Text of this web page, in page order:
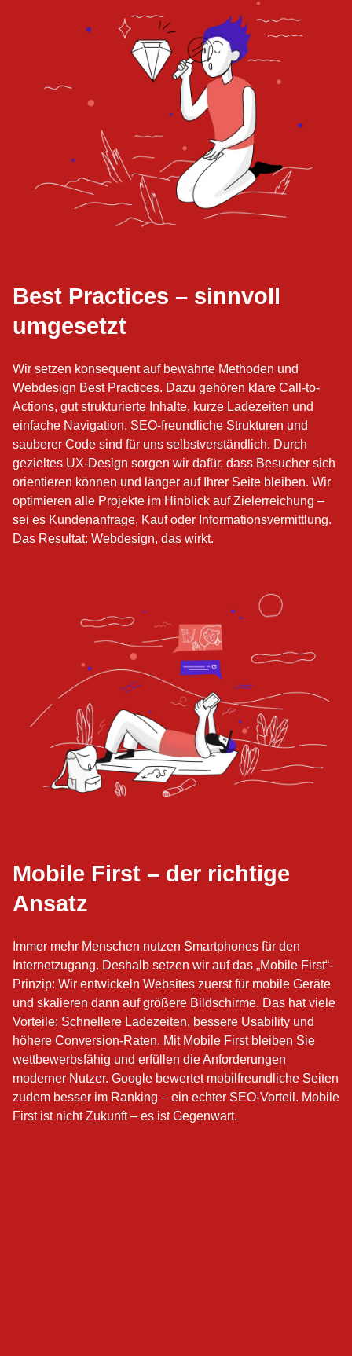
Best Practices – sinnvoll
umgesetzt
Wir setzen konsequent auf bewährte Methoden und
Webdesign Best Practices. Dazu gehören klare Call-to-
Actions, gut strukturierte Inhalte, kurze Ladezeiten und
einfache Navigation. SEO-freundliche Strukturen und
sauberer Code sind für uns selbstverständlich. Durch
gezieltes UX-Design sorgen wir dafür, dass Besucher sich
orientieren können und länger auf Ihrer Seite bleiben. Wir
optimieren alle Projekte im Hinblick auf Zielerreichung –
sei es Kundenanfrage, Kauf oder Informationsvermittlung.
Das Resultat: Webdesign, das wirkt.
Mobile First – der richtige
Ansatz
Immer mehr Menschen nutzen Smartphones für den
Internetzugang. Deshalb setzen wir auf das „Mobile First“-
Prinzip: Wir entwickeln Websites zuerst für mobile Geräte
und skalieren dann auf größere Bildschirme. Das hat viele
Vorteile: Schnellere Ladezeiten, bessere Usability und
höhere Conversion-Raten. Mit Mobile First bleiben Sie
wettbewerbsfähig und erfüllen die Anforderungen
moderner Nutzer. Google bewertet mobilfreundliche Seiten
zudem besser im Ranking – ein echter SEO-Vorteil. Mobile
First ist nicht Zukunft – es ist Gegenwart.